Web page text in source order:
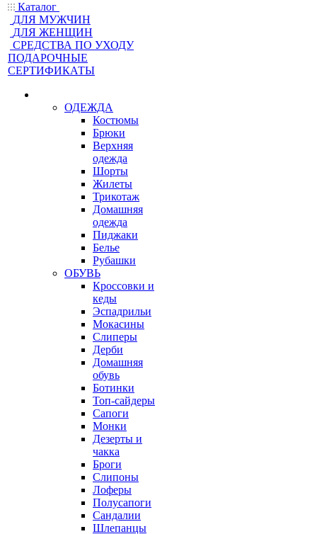
Каталог
ДЛЯ МУЖЧИН
ДЛЯ ЖЕНЩИН
CРЕДСТВА ПО УХОДУ
ПОДАРОЧНЫЕ
СЕРТИФИКАТЫ
ОДЕЖДА
Костюмы
Брюки
Верхняя
одежда
Шорты
Жилеты
Трикотаж
Домашняя
одежда
Пиджаки
Белье
Рубашки
ОБУВЬ
Кроссовки и
кеды
Эспадрильи
Мокасины
Слиперы
Дерби
Домашняя
обувь
Ботинки
Топ-сайдеры
Сапоги
Монки
Дезерты и
чакка
Броги
Слипоны
Лоферы
Полусапоги
Сандалии
Шлепанцы